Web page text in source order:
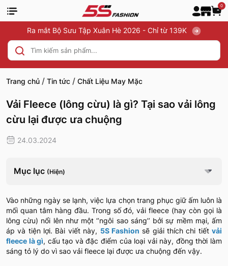
0
Ra mắt Bộ Sưu Tập Xuân Hè 2026 - Chỉ từ 139K
Trang chủ / Tin tức / Chất Liệu May Mặc
Vải Fleece (lông cừu) là gì? Tại sao vải lông
cừu lại được ưa chuộng
24.03.2024
Mục lục (Hiện)
Vào những ngày se lạnh, việc lựa chọn trang phục giữ ấm luôn là
mối quan tâm hàng đầu. Trong số đó, vải fleece (hay còn gọi là
lông cừu) nổi lên như một ‘’ngôi sao sáng’’ bởi sự mềm mại, ấm
áp và tiện lợi. Bài viết này, 5S Fashion sẽ giải thích chi tiếtvải
fleece là gì, cấu tạo và đặc điểm của loại vải này, đồng thời làm
sáng tỏ lý do vì sao vải fleece lại được ưa chuộng đến vậy.